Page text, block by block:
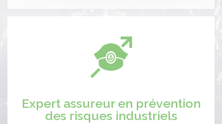
Expert assureur en prévention
des risques industriels